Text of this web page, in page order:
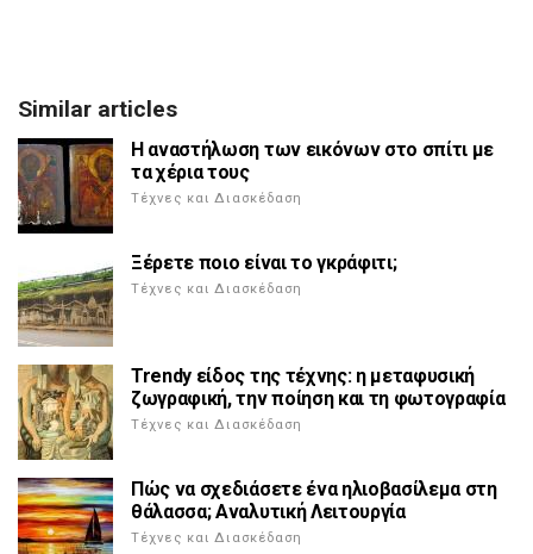
Similar articles
Η αναστήλωση των εικόνων στο σπίτι με
τα χέρια τους
Τέχνες και Διασκέδαση
Ξέρετε ποιο είναι το γκράφιτι;
Τέχνες και Διασκέδαση
Trendy είδος της τέχνης: η μεταφυσική
ζωγραφική, την ποίηση και τη φωτογραφία
Τέχνες και Διασκέδαση
Πώς να σχεδιάσετε ένα ηλιοβασίλεμα στη
θάλασσα; Αναλυτική Λειτουργία
Τέχνες και Διασκέδαση